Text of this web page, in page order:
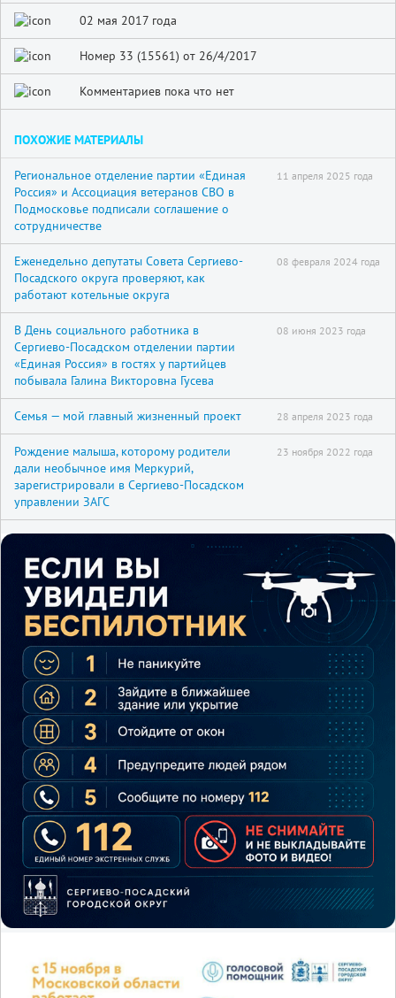
02 мая 2017 года
Номер 33 (15561) от 26/4/2017
Комментариев пока что нет
ПОХОЖИЕ МАТЕРИАЛЫ
Региональное отделение партии «Единая
Россия» и Ассоциация ветеранов СВО в
Подмосковье подписали соглашение о
сотрудничестве
11 апреля 2025 года
Еженедельно депутаты Совета Сергиево-
Посадского округа проверяют, как
работают котельные округа
08 февраля 2024 года
В День социального работника в
Сергиево-Посадском отделении партии
«Единая Россия» в гостях у партийцев
побывала Галина Викторовна Гусева
08 июня 2023 года
Семья — мой главный жизненный проект 28 апреля 2023 года
Рождение малыша, которому родители
дали необычное имя Меркурий,
зарегистрировали в Сергиево-Посадском
управлении ЗАГС
23 ноября 2022 года